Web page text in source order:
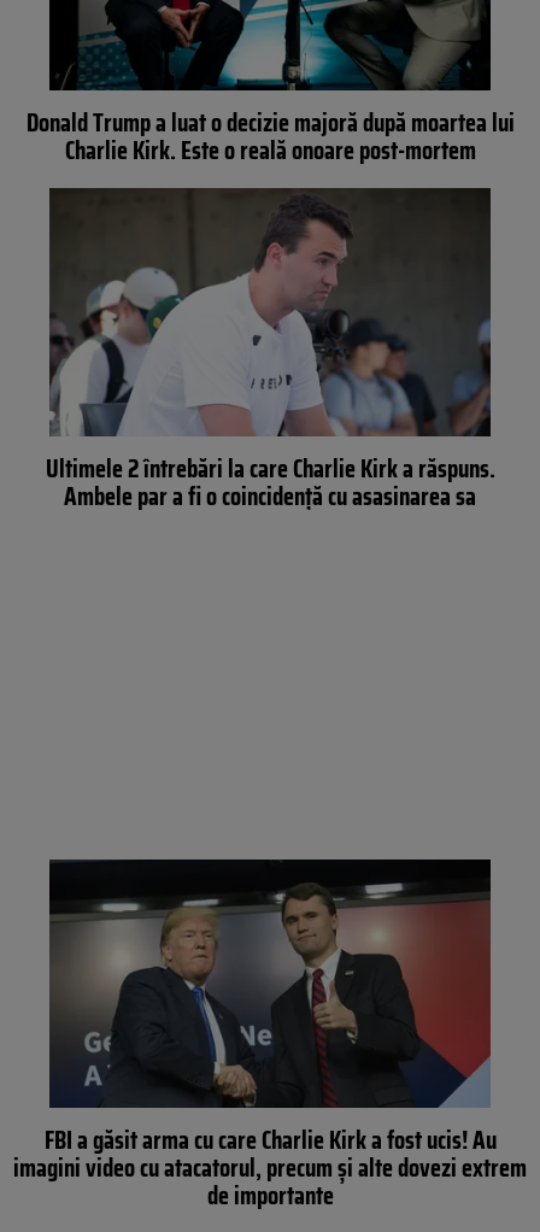
Donald Trump a luat o decizie majoră după moartea lui
Charlie Kirk. Este o reală onoare post-mortem
Ultimele 2 întrebări la care Charlie Kirk a răspuns.
Ambele par a fi o coincidență cu asasinarea sa
FBI a găsit arma cu care Charlie Kirk a fost ucis! Au
imagini video cu atacatorul, precum și alte dovezi extrem
de importante